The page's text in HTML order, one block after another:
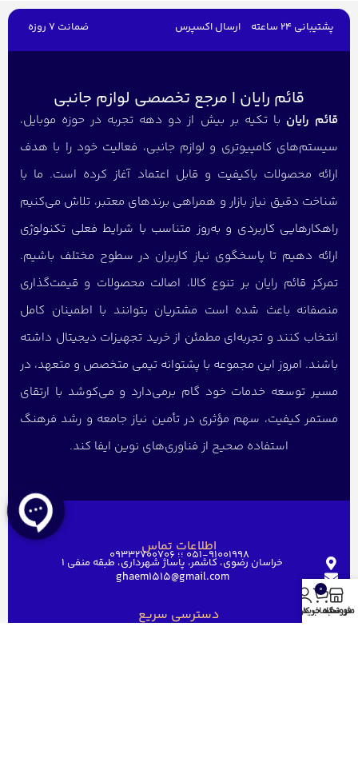
پشتیبانی 24 ساعته ارسال اکسپرس ضمانت 7 روزه
قائم رایان | مرجع تخصصی لوازم جانبی
قائم رایان با تکیه بر بیش از دو دهه تجربه در حوزه موبایل،
سیستم‌های کامپیوتری و لوازم جانبی، فعالیت خود را با هدف
ارائه محصولات باکیفیت و قابل اعتماد آغاز کرده است. ما با
شناخت دقیق نیاز بازار و همراهی برندهای معتبر، تلاش می‌کنیم
راهکارهایی کاربردی و به‌روز متناسب با شرایط فعلی تکنولوژی
ارائه دهیم تا پاسخگوی نیاز کاربران در سطوح مختلف باشیم.
تمرکز قائم رایان بر تنوع کالا، اصالت محصولات و قیمت‌گذاری
منصفانه باعث شده است مشتریان بتوانند با اطمینان کامل
انتخاب کنند و تجربه‌ای مطمئن از خرید تجهیزات دیجیتال داشته
باشند. امروز این مجموعه با پشتوانه تیمی متخصص و متعهد، در
مسیر توسعه خدمات خود گام برمی‌دارد و می‌کوشد با ارتقای
مستمر کیفیت، سهم مؤثری در تأمین نیاز جامعه و رشد فرهنگ
استفاده صحیح از فناوری‌های نوین ایفا کند.
اطلاعات تماس051-91001998 ؛؛ 09332700706
خراسان رضوی، کاشمر، پاساژ شهرداری، طبقه منفی ۱
ghaem1515@gmail.com
دسترسی سریع منوفروشگاه
0
سبد خرید
حساب کاربری من